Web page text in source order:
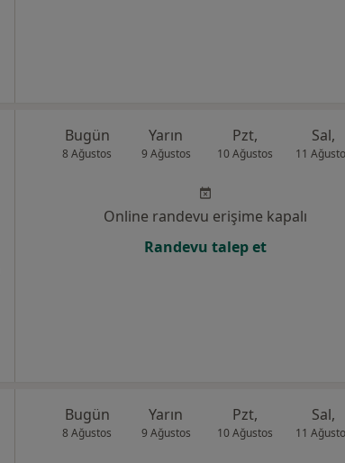
Bugün
8 Ağustos
Yarın
9 Ağustos
Pzt,
10 Ağustos
Sal,
11
Online randevu erişime kapalı
Randevu talep et
Bugün
8 Ağustos
Yarın
9 Ağustos
Pzt,
10 Ağustos
Sal,
11